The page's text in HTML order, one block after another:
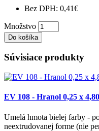
Bez DPH: 0,41€
Množstvo
Do košíka
Súvisiace produkty
EV 108 - Hranol 0,25 x
Umelá hmota bielej farby -
neextrudovanej forme (nie